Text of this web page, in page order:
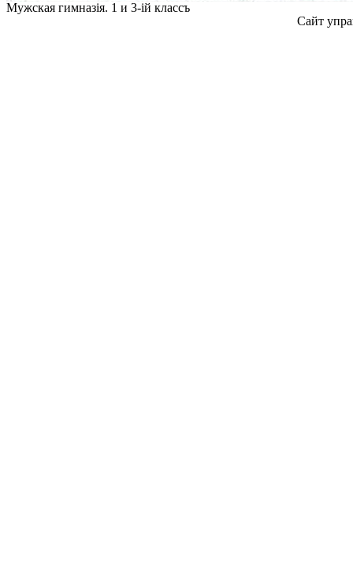
Мужская гимназiя. 1 и 3-iй классъ
Сайт